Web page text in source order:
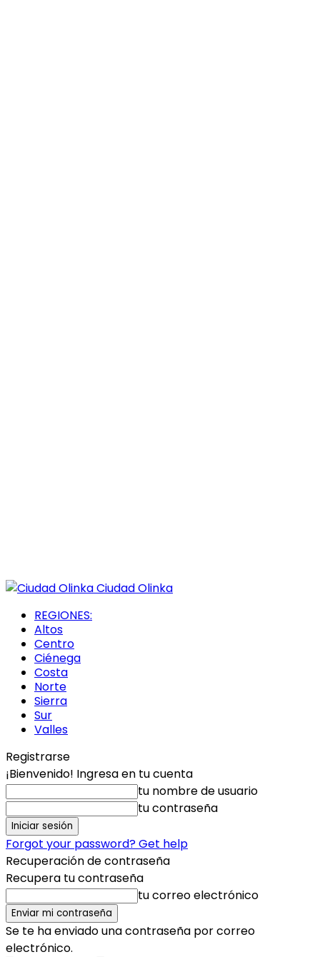
Ciudad Olinka
REGIONES:
Altos
Centro
Ciénega
Costa
Norte
Sierra
Sur
Valles
Registrarse
¡Bienvenido! Ingresa en tu cuenta
tu nombre de usuario
tu contraseña
Forgot your password? Get help
Recuperación de contraseña
Recupera tu contraseña
tu correo electrónico
Se te ha enviado una contraseña por correo
electrónico.